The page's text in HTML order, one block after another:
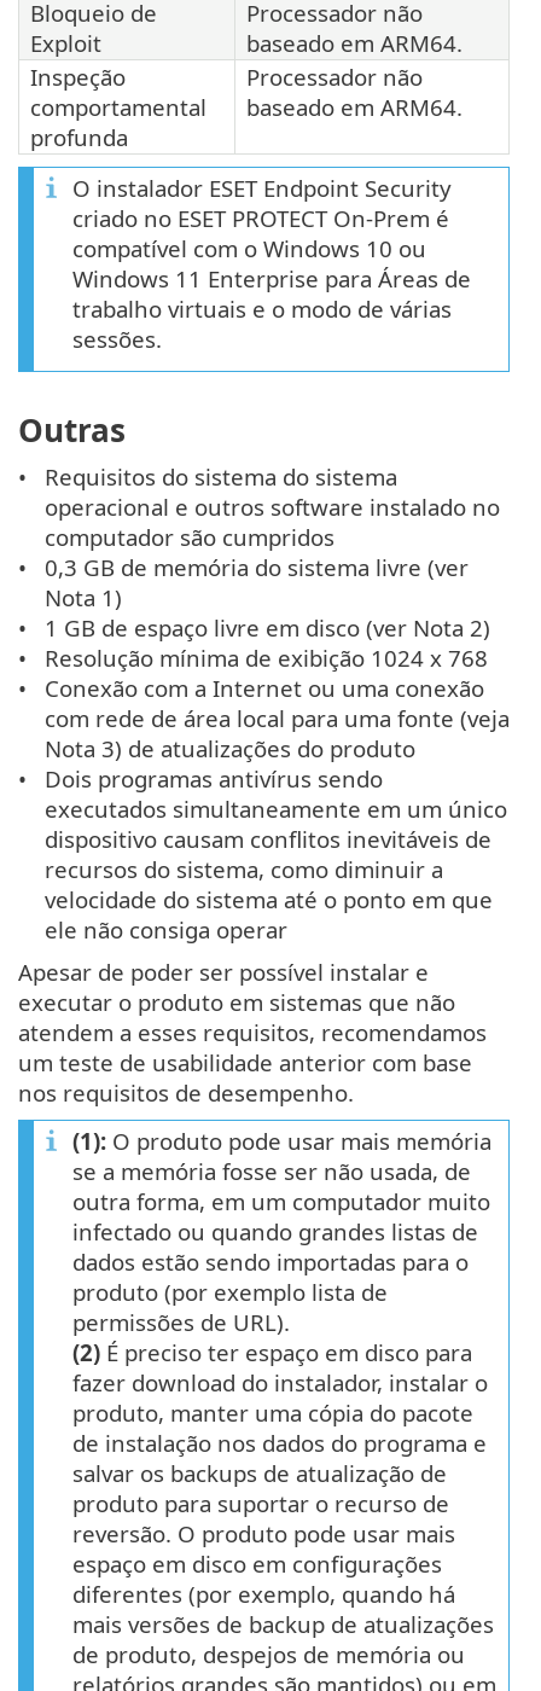
Bloqueio de
Exploit
Processador não
baseado em ARM64.
Inspeção
comportamental
profunda
Processador não
baseado em ARM64.
O instalador ESET Endpoint Security
criado no ESET PROTECT On-Prem é
compatível com o Windows 10 ou
Windows 11 Enterprise para Áreas de
trabalho virtuais e o modo de várias
sessões.
Outras
Requisitos do sistema do sistema
operacional e outros software instalado no
computador são cumpridos
0,3 GB de memória do sistema livre (ver
Nota 1)
1 GB de espaço livre em disco (ver Nota 2)
Resolução mínima de exibição 1024 x 768
Conexão com a Internet ou uma conexão
com rede de área local para uma fonte (veja
Nota 3) de atualizações do produto
Dois programas antivírus sendo
executados simultaneamente em um único
dispositivo causam conflitos inevitáveis de
recursos do sistema, como diminuir a
velocidade do sistema até o ponto em que
ele não consiga operar
Apesar de poder ser possível instalar e
executar o produto em sistemas que não
atendem a esses requisitos, recomendamos
um teste de usabilidade anterior com base
nos requisitos de desempenho.
(1): O produto pode usar mais memória
se a memória fosse ser não usada, de
outra forma, em um computador muito
infectado ou quando grandes listas de
dados estão sendo importadas para o
produto (por exemplo lista de
permissões de URL).
(2) É preciso ter espaço em disco para
fazer download do instalador, instalar o
produto, manter uma cópia do pacote
de instalação nos dados do programa e
salvar os backups de atualização de
produto para suportar o recurso de
reversão. O produto pode usar mais
espaço em disco em configurações
diferentes (por exemplo, quando há
mais versões de backup de atualizações
de produto, despejos de memória ou
relatórios grandes são mantidos) ou em